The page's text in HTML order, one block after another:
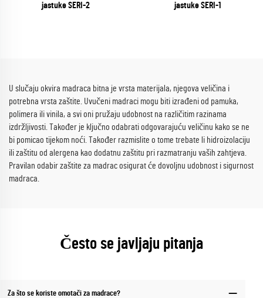
jastuke SERI-2
jastuke SERI-1
U slučaju okvira madraca bitna je vrsta materijala, njegova veličina i
potrebna vrsta zaštite. Uvučeni madraci mogu biti izrađeni od pamuka,
polimera ili vinila, a svi oni pružaju udobnost na različitim razinama
izdržljivosti. Također je ključno odabrati odgovarajuću veličinu kako se ne
bi pomicao tijekom noći. Također razmislite o tome trebate li hidroizolaciju
ili zaštitu od alergena kao dodatnu zaštitu pri razmatranju vaših zahtjeva.
Pravilan odabir zaštite za madrac osigurat će dovoljnu udobnost i sigurnost
madraca.
Često se javljaju pitanja
Za što se koriste omotači za madrace?